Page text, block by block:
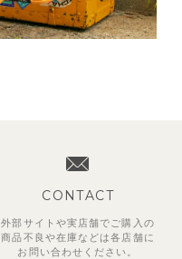
CONTACT
外部サイトや実店舗でご購入の
商品不良や在庫などは各店舗に
お問い合わせください。